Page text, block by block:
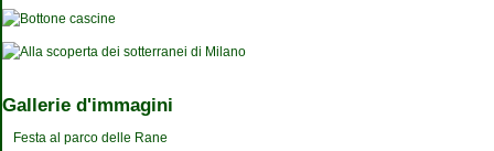
Gallerie d'immagini
Festa al parco delle Rane